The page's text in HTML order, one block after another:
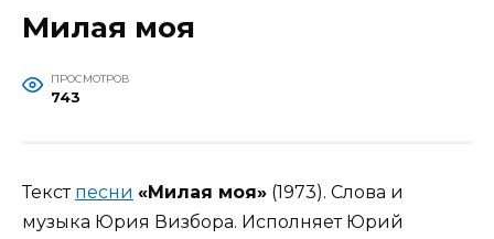
Милая моя
ПРОСМОТРОВ
743
Текст песни «Милая моя» (1973). Слова и
музыка Юрия Визбора. Исполняет Юрий